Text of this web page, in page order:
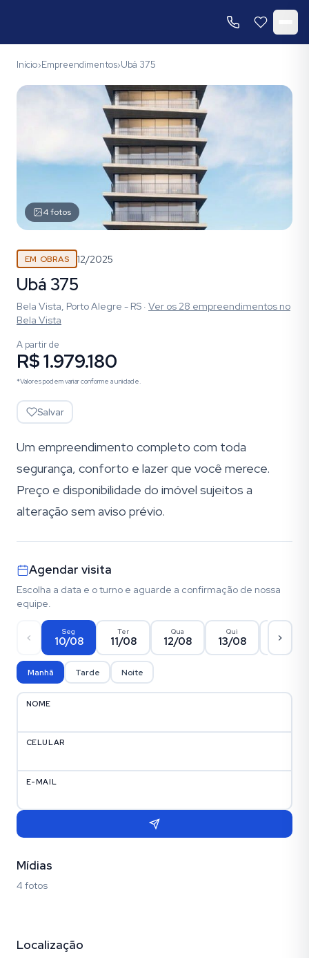
Início›Empreendimentos›Ubá 375
4fotos
EM OBRAS 12/2025
Ubá 375
Bela Vista, Porto Alegre - RS · Ver os 28 empreendimentos no
Bela Vista
A partir de
R$ 1.979.180
*Valores podem variar conforme a unidade.
Salvar
Um empreendimento completo com toda
segurança, conforto e lazer que você merece.
Preço e disponibilidade do imóvel sujeitos a
alteração sem aviso prévio.
Agendar visita
Escolha a data e o turno e aguarde a confirmação de nossa
equipe.
Seg
10/08
Ter
11/08
Qua
12/08
Qui
13/08 14/08
Manhã Tarde Noite
NOME
CELULAR
E-MAIL
Mídias
4 fotos
Localização